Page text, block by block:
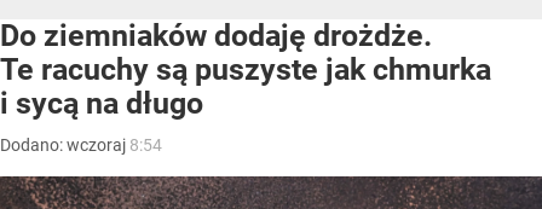
Do ziemniaków dodaję drożdże.
Te racuchy są puszyste jak chmurka
i sycą na długo
Dodano:wczoraj 8:54